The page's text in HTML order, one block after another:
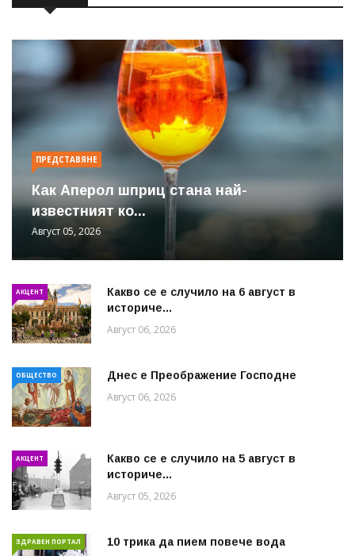
ПРЕДСТАВЯНЕ
Как Аперол шприц стана най-
известният ко...
Август 05, 2026
АКЦЕНТ
Какво се е случило на 6 август в
историче...
Август 06, 2026
ОБЩЕСТВО Днес е Преображение Господне
Август 06, 2026
АКЦЕНТ
Какво се е случило на 5 август в
историче...
Август 05, 2026
ЗДРАВЕН ПОРТАЛ 10 трика да пием повече вода